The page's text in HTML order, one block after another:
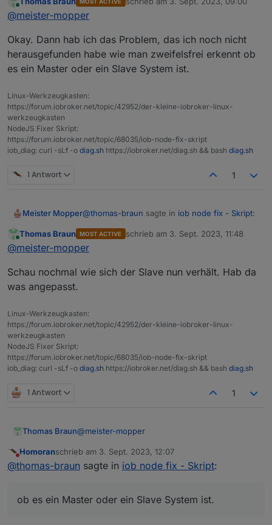
+
system.adapter.admin.0                  :
+ system.adapter.backitup.0               :
system.adapter.backitup.1               :
+ system.adapter.bluelink.0               :
+
system.adapter.chromecast.0             :
system.adapter.daswetter.0              :
+ system.adapter.discovery.0              :
system.adapter.dwd.0                    : dwd
+
system.adapter.enigma2.0                :
+
system.adapter.enigma2.1                :
system.adapter.feiertage.0              :
+
system.adapter.harmony.0                :
+ system.adapter.hm-rpc.0                 : hm-
+
system.adapter.hue.0                    : hue
system.adapter.ical.0                   : ical
system.adapter.icons-addictive-flavour-png.0:
system.adapter.icons-fatcow-hosting.0   : icons-
system.adapter.icons-mfd-png.0          : icons-
system.adapter.icons-mfd-svg.0          : icons-
system.adapter.icons-open-icon-library-png.0:
+ system.adapter.influxdb.0               :
+
system.adapter.info.0                   : info
+
system.adapter.javascript.0             :
+ system.adapter.net-tools.0              : net-
+ system.adapter.nut.1                    : nut
+ system.adapter.ocpp.0                   :
+ system.adapter.pi-hole.1                : pi-
thomas@rpizigbee:~ $ iobroker state
Online
MOST ACTIVE
zuletzt editiert von
@meister-mopper
Okay. Dann hab ich das Problem, das ich noch nicht
herausgefunden habe wie man zweifelsfrei erkennt ob
es ein Master oder ein Slave System ist.
Linux-Werkzeugkasten:
https://forum.iobroker.net/topic/42952/der-kleine-iobroker-linux-
werkzeugkasten
NodeJS Fixer Skript:
https://forum.iobroker.net/topic/68035/iob-node-fix-skript
iob_diag: curl -sLf -o diag.sh https://iobroker.net/diag.sh && bash diag.sh
1 Antwort 1
Meister Mopper@thomas-braun sagte in iob node fix - Skript:
thomas@rpizigbee:~ $ iobroker state
Online
Thomas Braun MOST ACTIVE schrieb am 3. Sept. 2023, 11:48
zuletzt editiert von
@meister-mopper
Schau nochmal wie sich der Slave nun verhält. Hab da
was angepasst.
Linux-Werkzeugkasten:
https://forum.iobroker.net/topic/42952/der-kleine-iobroker-linux-
werkzeugkasten
NodeJS Fixer Skript:
https://forum.iobroker.net/topic/68035/iob-node-fix-skript
iob_diag: curl -sLf -o diag.sh https://iobroker.net/diag.sh && bash diag.sh
1 Antwort 1
Thomas Braun@meister-mopper
Okay. Dann hab ich das Problem, das ich noch
nicht herausgefunden habe wie man
Nicht stören
Homoranschrieb am 3. Sept. 2023, 12:07
zuletzt editiert von
@thomas-braun sagte in iob node fix - Skript:
ob es ein Master oder ein Slave System ist.